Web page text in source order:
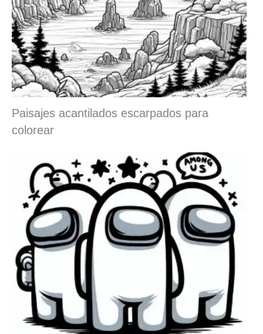
Paisajes acantilados escarpados para
colorear